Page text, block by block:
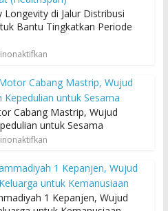
di Jalur Distribusi
Bantu Tingkatkan Periode
Cabang Mastrip, Wujud
untuk Sesama
1 Kepanjen, Wujud